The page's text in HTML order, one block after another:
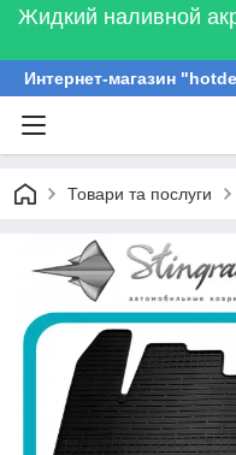
Жидкий наливной
Интернет-магазин
Товари та послуги